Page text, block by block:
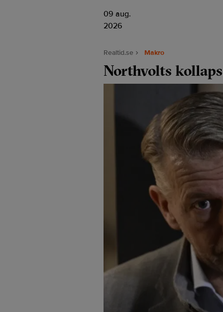
09 aug.
2026
Realtid.se Makro
Northvolts